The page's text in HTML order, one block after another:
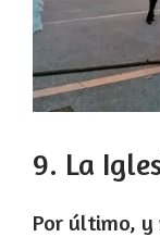
9. La
Por último, y